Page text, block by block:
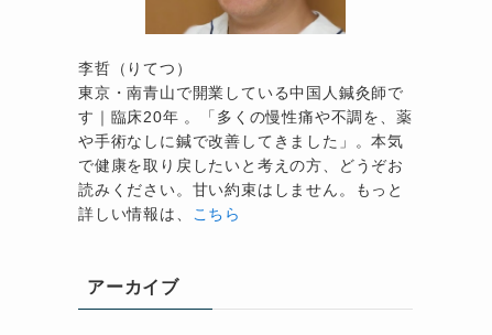
李哲（りてつ）
東京・南青山で開業している中国人鍼灸師で
す｜臨床20年 。「多くの慢性痛や不調を、薬
や手術なしに鍼で改善してきました」。本気
で健康を取り戻したいと考えの方、どうぞお
読みください。甘い約束はしません。もっと
詳しい情報は、 こちら
アーカイブ